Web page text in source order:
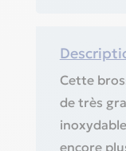
Cette
de très
encore